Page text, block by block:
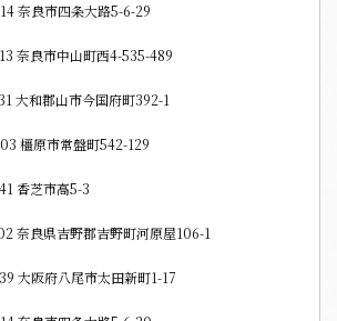
奈良市四条大路5-6-29
奈良市中山町西4-535-489
大和郡山市今国府町392-1
橿原市常盤町542-129
香芝市高5-3
奈良県吉野郡吉野町河原屋106-1
大阪府八尾市太田新町1-17